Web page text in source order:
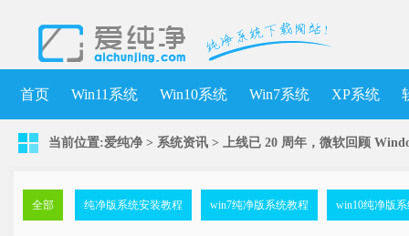
首页 Win11系统 Win10系统 Win7系统 XP系统
当前位置:爱纯净 > 系统资讯 > 上线已 20 周年，微软回顾
全部 纯净版系统安装教程 win7纯净版系统教程 win10纯净版